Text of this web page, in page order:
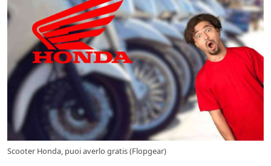
Scooter Honda, puoi averlo gratis (Flopgear)